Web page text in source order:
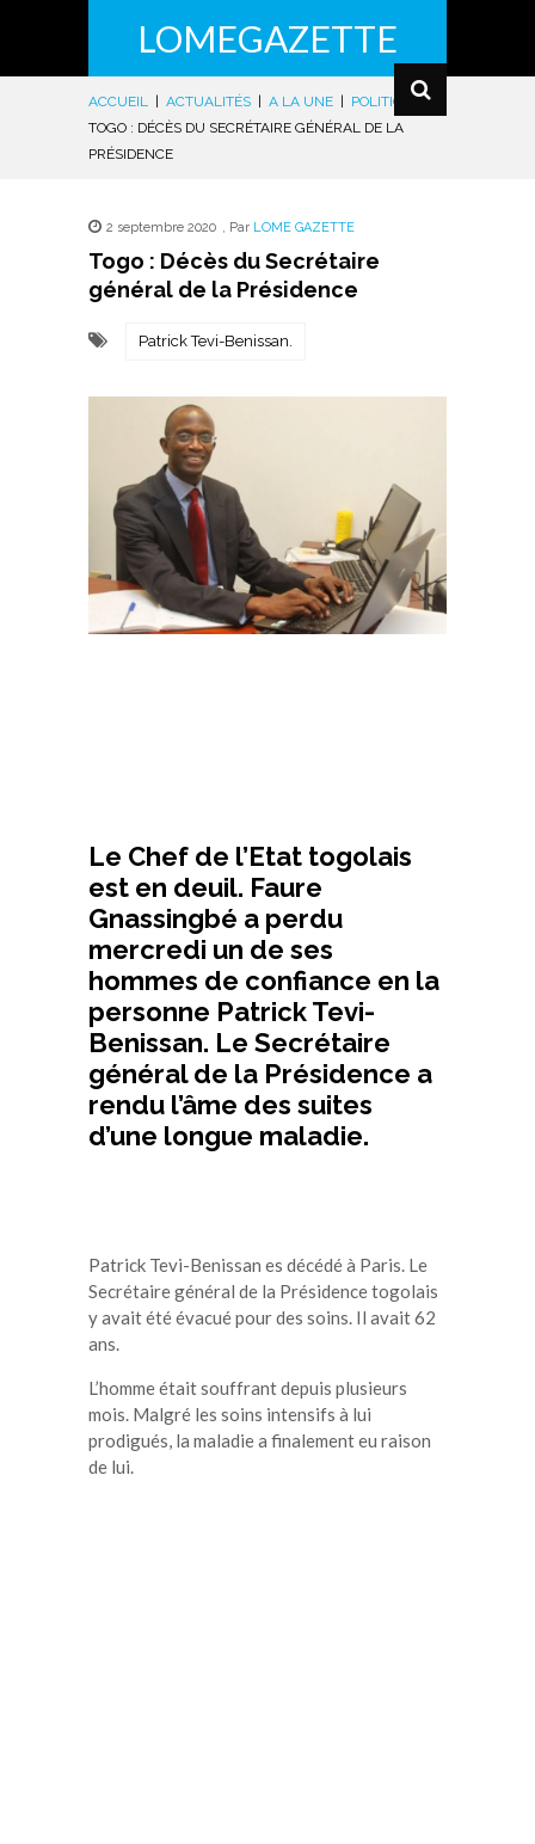
LOMEGAZETTE
ACCUEIL ACTUALITÉS A LA UNE POLITIQUE |
TOGO : DÉCÈS DU SECRÉTAIRE GÉNÉRAL DE LA
PRÉSIDENCE
2 septembre 2020 , Par LOME GAZETTE
Togo : Décès du Secrétaire
général de la Présidence
Patrick Tevi-Benissan.
Le Chef de l’Etat togolais
est en deuil. Faure
Gnassingbé a perdu
mercredi un de ses
hommes de confiance en la
personne Patrick Tevi-
Benissan. Le Secrétaire
général de la Présidence a
rendu l’âme des suites
d’une longue maladie.
Patrick Tevi-Benissan es décédé à Paris. Le
Secrétaire général de la Présidence togolais
y avait été évacué pour des soins. Il avait 62
ans.
L’homme était souffrant depuis plusieurs
mois. Malgré les soins intensifs à lui
prodigués, la maladie a finalement eu raison
de lui.